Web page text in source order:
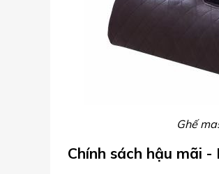
Ghế
Chính sách hậu mãi